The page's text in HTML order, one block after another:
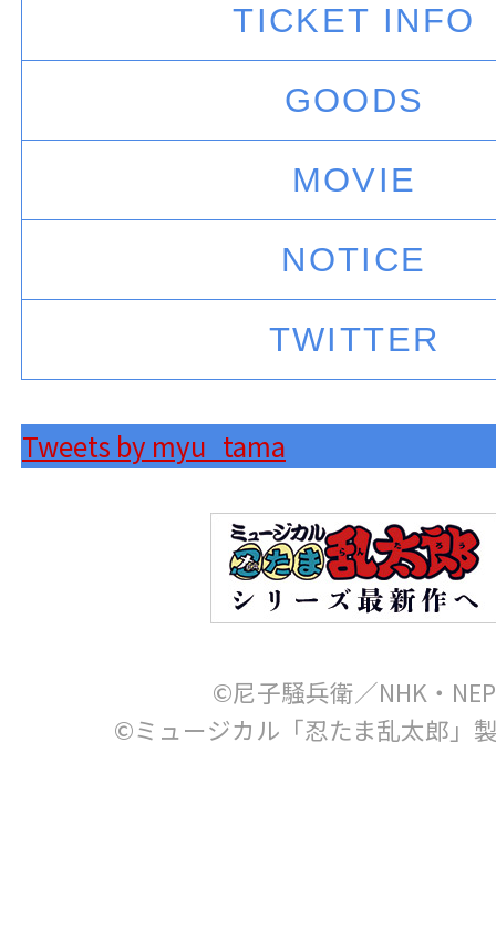
TICKET INFO
GOODS
MOVIE
NOTICE
TWITTER
Tweets by myu_tama
©尼子騒兵衛／NHK・NEP
©ミュージカル「忍たま乱太郎」